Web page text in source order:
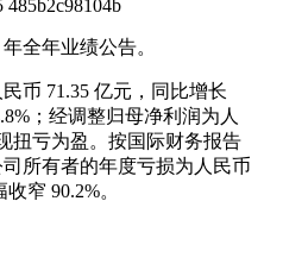
全年业绩公告。
币 71.35 亿元，同比增长
；经调整归母净利润为人
扭亏为盈。按国际财务报告
所有者的年度亏损为人民币
窄 90.2%。